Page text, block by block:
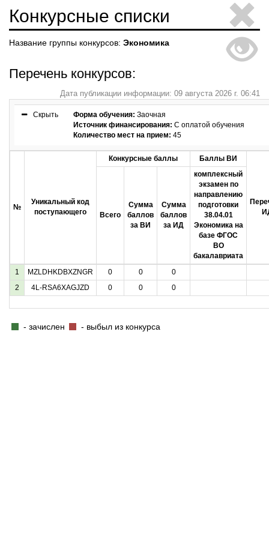
Конкурсные списки
Название группы конкурсов: Экономика
Перечень конкурсов:
Дата публикации информации: 09 августа 2026 г. 06:41
Скрыть Форма обучения: Заочная
Источник финансирования: С оплатой обучения
Количество мест на прием: 45
№
Уникальный код
поступающего
Конкурсные баллы Баллы ВИ
Всего
Сумма
баллов
за ВИ
Сумма
баллов
за ИД
комплексный
экзамен по
направлению
подготовки
38.04.01
Экономика на
базе ФГОС
ВО
бакалавриата
1
MZLDHKDBXZNGR 0 0
0
2
4L-RSA6XAGJZD 0 0 0
- зачислен - выбыл из конкурса